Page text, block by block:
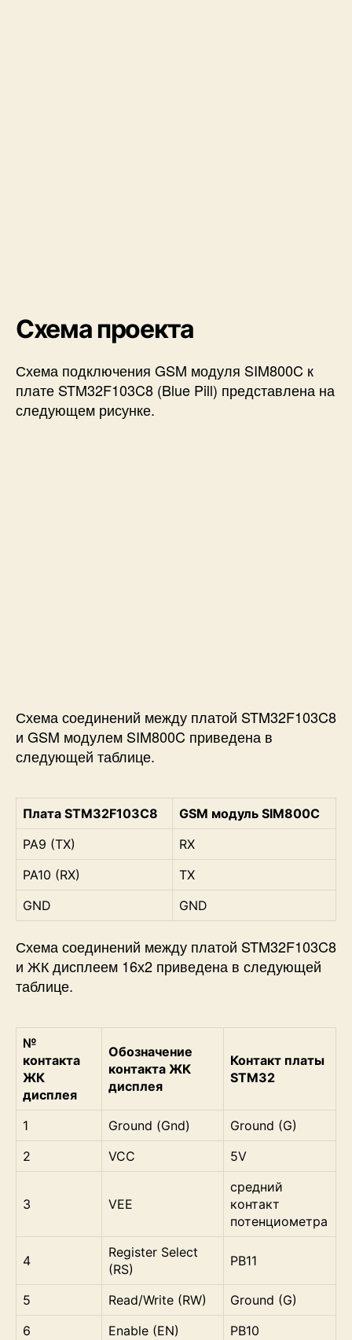
Схема проекта
Схема подключения GSM модуля SIM800C к
плате STM32F103C8 (Blue Pill) представлена на
следующем рисунке.
Схема соединений между платой STM32F103C8
и GSM модулем SIM800C приведена в
следующей таблице.
Плата STM32F103C8
GSM модуль SIM800C
PA9 (TX)
RX
PA10 (RX)
TX
GND
GND
Схема соединений между платой STM32F103C8
и ЖК дисплеем 16х2 приведена в следующей
таблице.
№
контакта
ЖК
дисплея
Обозначение
контакта ЖК
дисплея
Контакт платы
STM32
1 Ground (Gnd)
Ground (G)
2
VCC 5V
3 VEE
средний
контакт
потенциометра
4
Register Select
(RS)
PB11
5 Read/Write (RW)
Ground (G)
6
Enable (EN) PB10